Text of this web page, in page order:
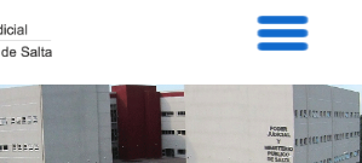
Servicios
Prensa